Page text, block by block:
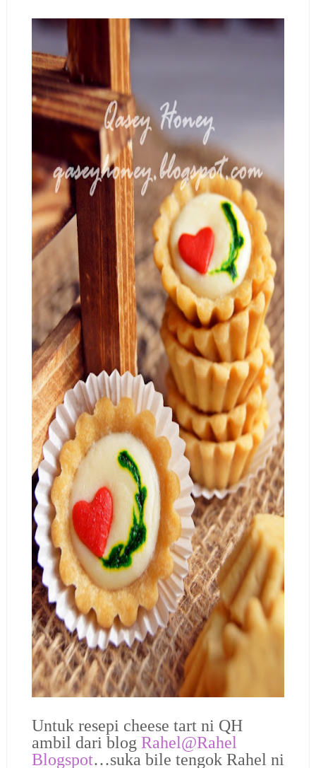
Untuk resepi cheese tart ni QH
ambil dari blog Rahel@Rahel
Blogspot…suka bile tengok Rahel ni